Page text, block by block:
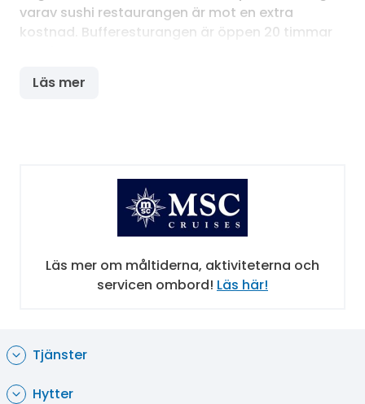
varav sushi restaurangen är mot en extra
kostnad. Bufferesturangen är öppen 20 timmar
massage och andra spa-behandlingar. Ombord
finns ett poolområde samt jacuzzis. På kvällarna
kan du dansa till levande musik eller i
flera barer och en stor teater med ett varierat
utbud av föreställningar.
Läs mer
Läs mer om måltiderna, aktiviteterna och
servicen ombord! Läs här!
Tjänster
Hytter